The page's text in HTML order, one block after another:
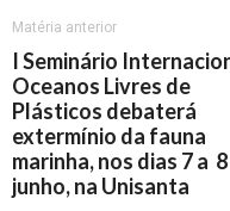
Matéria anterior
I Seminário
Oceanos Livres de
Plásticos debaterá
extermínio da fauna
marinha, nos dias 7 a
junho, na Unisanta